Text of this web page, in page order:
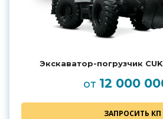
Экскаватор-погрузчик
от 12 000
ЗАПРОСИТЬ КП